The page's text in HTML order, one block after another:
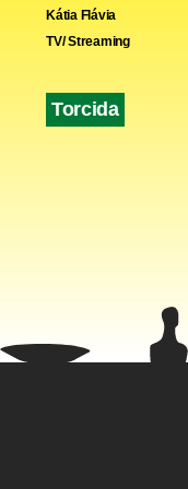
Kátia Flávia
TV/ Streaming
Torcida